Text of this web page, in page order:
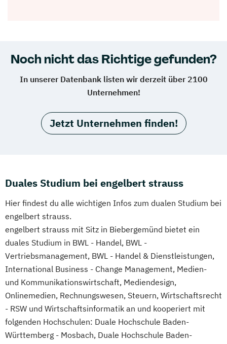
Noch nicht das Richtige gefunden?
In unserer Datenbank listen wir derzeit über 2100
Unternehmen!
Jetzt Unternehmen finden!
Duales Studium bei engelbert strauss
Hier findest du alle wichtigen Infos zum dualen Studium bei
engelbert strauss.
engelbert strauss mit Sitz in Biebergemünd bietet ein
duales Studium in BWL - Handel, BWL -
Vertriebsmanagement, BWL - Handel & Dienstleistungen,
International Business - Change Management, Medien-
und Kommunikationswirtschaft, Mediendesign,
Onlinemedien, Rechnungswesen, Steuern, Wirtschaftsrecht
- RSW und Wirtschaftsinformatik an und kooperiert mit
folgenden Hochschulen: Duale Hochschule Baden-
Württemberg - Mosbach, Duale Hochschule Baden-